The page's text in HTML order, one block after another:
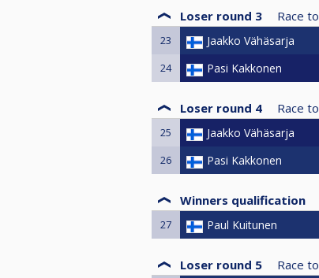
Loser round 3 Race to
23 Jaakko Vähäsarja
24 Pasi Kakkonen
Loser round 4 Race to
25 Jaakko Vähäsarja
26 Pasi Kakkonen
Winners qualification
27 Paul Kuitunen
Loser round 5 Race to